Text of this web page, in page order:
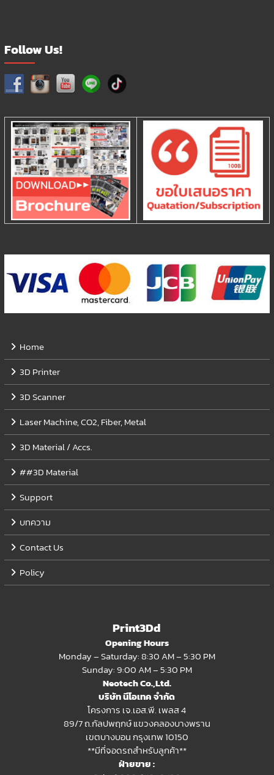
Follow Us!
Home
3D Printer
3D Scanner
Laser Machine, CO2, Fiber, Metal
3D Material / Accs.
##3D Material
Support
บทความ
Contact Us
Policy
Print3Dd
Opening Hours
Monday – Saturday: 8:30 AM – 5:30 PM
Sunday: 9:00 AM – 5:30 PM
Neotech Co.,Ltd.
บริษัท นีโอเทค จำกัด
โครงการ เจ.เอส.พี. เพลส 4
89/7 ถ.กัลปพฤกษ์ แขวงคลองบางพราน
เขตบางบอน กรุงเทพ 10150
**มีที่จอดรถสำหรับลูกค้า**
ฝ่ายขาย :